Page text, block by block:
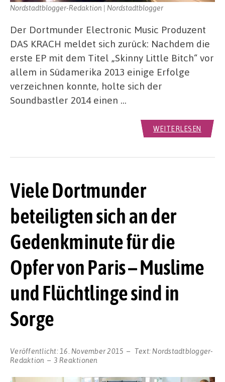
Nordstadtblogger-Redaktion | Nordstadtblogger
Der Dortmunder Electronic Music Produzent
DAS KRACH meldet sich zurück: Nachdem die
erste EP mit dem Titel „Skinny Little Bitch“ vor
allem in Südamerika 2013 einige Erfolge
verzeichnen konnte, holte sich der
Soundbastler 2014 einen …
WEITERLESEN
Viele Dortmunder
beteiligten sich an der
Gedenkminute für die
Opfer von Paris – Muslime
und Flüchtlinge sind in
Sorge
Veröffentlicht: 16. November 2015 Text: Nordstadtblogger-
Redaktion
3 Reaktionen